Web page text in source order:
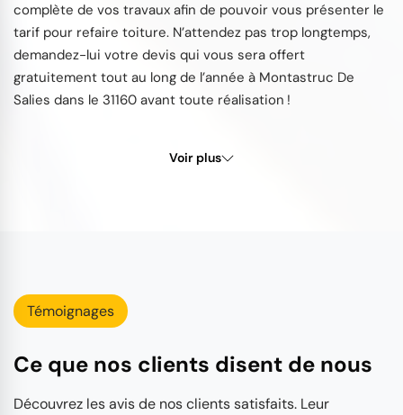
complète de vos travaux afin de pouvoir vous présenter le
tarif pour refaire toiture. N’attendez pas trop longtemps,
demandez-lui votre devis qui vous sera offert
gratuitement tout au long de l’année à Montastruc De
Salies dans le 31160 avant toute réalisation !
Voir plus
Témoignages
Ce que nos clients disent de nous
Découvrez les avis de nos clients satisfaits. Leur